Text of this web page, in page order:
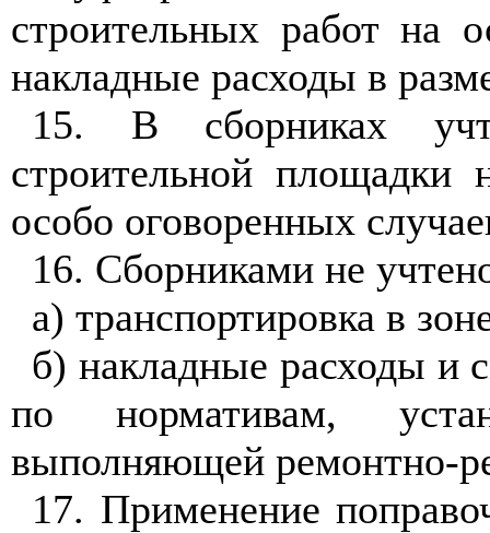
строительных работ на
накладные расходы в
15. В сборниках
строительной площадки
особо оговоренных
16. Сборниками не
а) транспортировка в
б) накладные расходы и
по нормативам,
выполняющей ремонтно-
17. Применение